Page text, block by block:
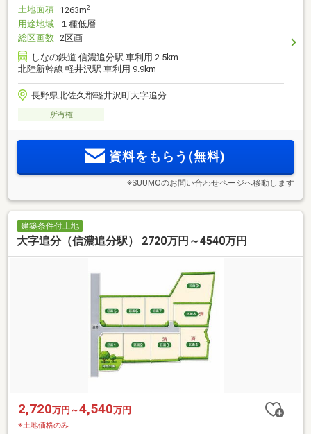
土地面積 1263m2
用途地域
１種低層
総区画数 2区画
しなの鉄道 信濃追分駅 車利用 2.5km
北陸新幹線 軽井沢駅 車利用 9.9km
長野県北佐久郡軽井沢町大字追分
所有権
資料をもらう(無料)
※SUUMOのお問い合わせページへ移動します
建築条件付土地
大字追分（信濃追分駅） 2720万円～4540万円
2,720万円～4,540万円
※土地価格のみ